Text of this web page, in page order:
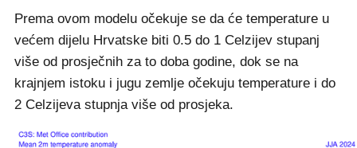
Prema ovom modelu očekuje se da će temperature u
većem dijelu Hrvatske biti 0.5 do 1 Celzijev stupanj
više od prosječnih za to doba godine, dok se na
krajnjem istoku i jugu zemlje očekuju temperature i do
2 Celzijeva stupnja više od prosjeka.